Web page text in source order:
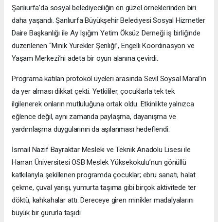
Şanlıurfa’da sosyal belediyeciliğin en güzel örneklerinden biri
daha yaşandı. Şanlıurfa Büyükşehir Belediyesi Sosyal Hizmetler
Daire Başkanlığı ile Ay Işığım Yetim Öksüz Derneği iş birliğinde
düzenlenen “Minik Yürekler Şenliği”, Engelli Koordinasyon ve
Yaşam Merkezi’ni adeta bir oyun alanına çevirdi.
Programa katılan protokol üyeleri arasında Sevil Soysal Maral’ın
da yer alması dikkat çekti. Yetkililer, çocuklarla tek tek
ilgilenerek onların mutluluğuna ortak oldu. Etkinlikte yalnızca
eğlence değil, aynı zamanda paylaşma, dayanışma ve
yardımlaşma duygularının da aşılanması hedeflendi.
İsmail Nazif Bayraktar Mesleki ve Teknik Anadolu Lisesi ile
Harran Üniversitesi OSB Meslek Yüksekokulu’nun gönüllü
katkılarıyla şekillenen programda çocuklar; ebru sanatı, halat
çekme, çuval yarışı, yumurta taşıma gibi birçok aktivitede ter
döktü, kahkahalar attı. Dereceye giren minikler madalyalarını
büyük bir gururla taşıdı.